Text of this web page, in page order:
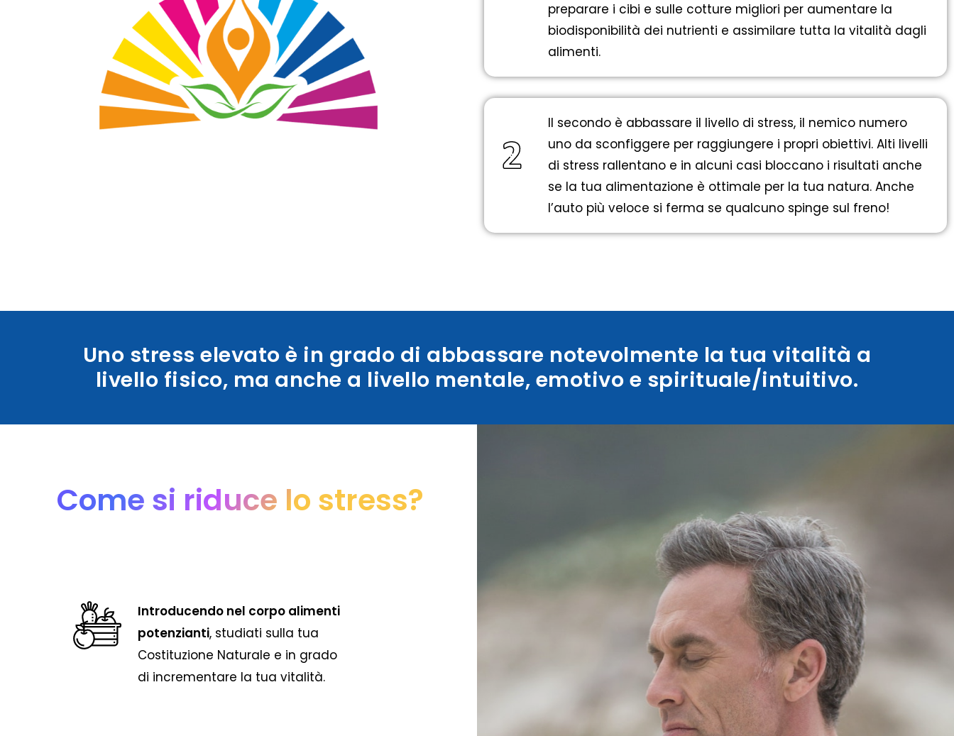
preparare i cibi e sulle cotture migliori per aumentare la
biodisponibilità dei nutrienti e assimilare tutta la vitalità dagli
alimenti.
Il secondo è abbassare il livello di stress, il nemico numero
uno da sconfiggere per raggiungere i propri obiettivi. Alti livelli
di stress rallentano e in alcuni casi bloccano i risultati anche
se la tua alimentazione è ottimale per la tua natura. Anche
l’auto più veloce si ferma se qualcuno spinge sul freno!
Uno stress elevato è in grado di abbassare notevolmente la tua vitalità a
livello fisico, ma anche a livello mentale, emotivo e spirituale/intuitivo.
Come si riduce lo stress?
Introducendo nel corpo alimenti
potenzianti, studiati sulla tua
Costituzione Naturale e in grado
di incrementare la tua vitalità.